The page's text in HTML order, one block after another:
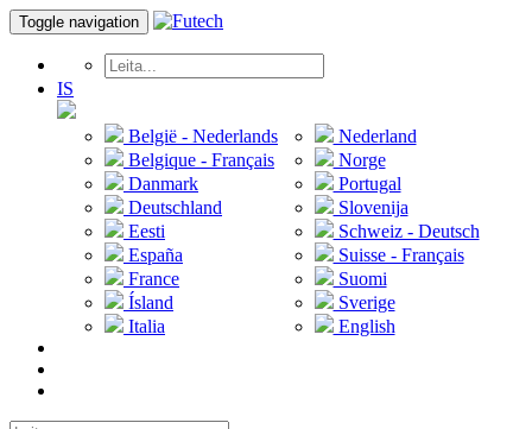
Toggle navigation
IS
België - Nederlands
Belgique - Français
Danmark
Deutschland
Eesti
España
France
Ísland
Italia
Nederland
Norge
Portugal
Slovenija
Schweiz - Deutsch
Suisse - Français
Suomi
Sverige
English